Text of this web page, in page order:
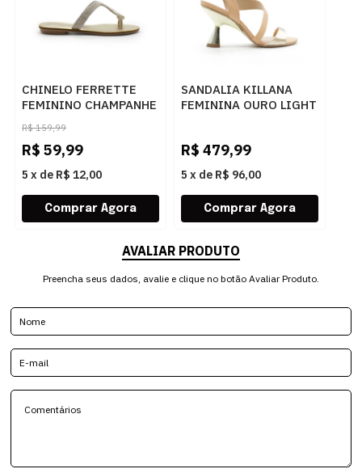
CHINELO FERRETTE
FEMININO CHAMPANHE
- 283725
R$ 159,99
R$ 59,99
5 x de R$ 12,00
SANDALIA KILLANA
FEMININA OURO LIGHT
R$ 479,99
5 x de R$ 96,00
AVALIAR PRODUTO
Preencha seus dados, avalie e clique no botão Avaliar Produto.